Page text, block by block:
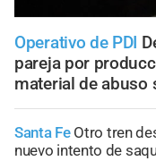
Operativo de PDI
pareja por
material de abuso
Santa Fe Otro tren
nuevo intento de